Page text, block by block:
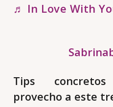
♬ In Love With
Tips
provecho a este